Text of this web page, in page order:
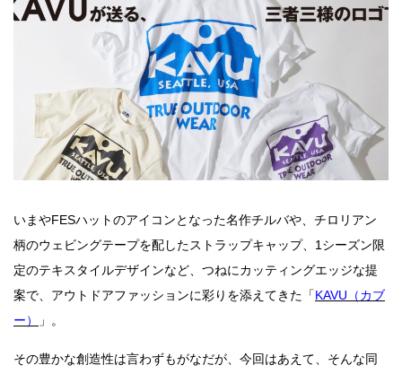
いまやFESハットのアイコンとなった名作チルバや、チロリアン
柄のウェビングテープを配したストラップキャップ、1シーズン限
定のテキスタイルデザインなど、つねにカッティングエッジな提
案で、アウトドアファッションに彩りを添えてきた「KAVU（カブ
ー）
」。
その豊かな創造性は言わずもがなだが、今回はあえて、そんな同